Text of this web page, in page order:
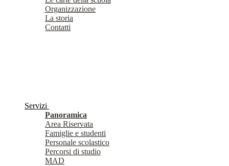
Organizzazione
La storia
Contatti
Servizi
Panoramica
Area Riservata
Famiglie e studenti
Personale scolastico
Percorsi di studio
MAD